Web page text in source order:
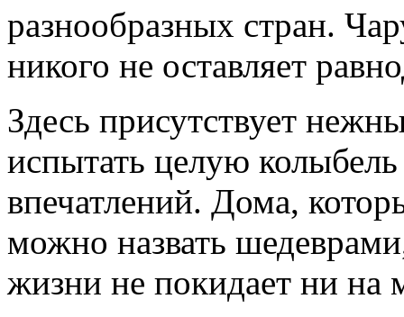
разнообразных стран.
никого не оставляет
Здесь присутствует
испытать целую
впечатлений. Дома,
можно назвать
жизни не покидает ни на